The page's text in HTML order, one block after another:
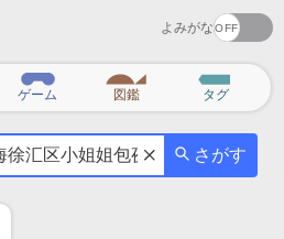
よみがな
ゲーム 図鑑 タグ
さがす